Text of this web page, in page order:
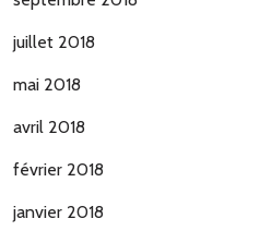
juillet 2018
mai 2018
avril 2018
février 2018
janvier 2018